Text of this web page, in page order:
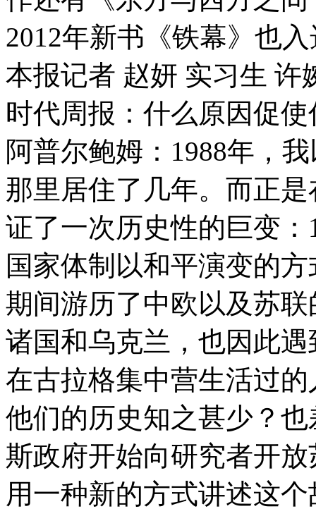
2012年新书《铁幕》也
本报记者 赵妍 实习生 许
时代周报：什么原因促
阿普尔鲍姆：1988年，
那里居住了几年。而正
证了一次历史性的巨变
国家体制以和平演变的
期间游历了中欧以及苏
诸国和乌克兰，也因此
在古拉格集中营生活过
他们的历史知之甚少？
斯政府开始向研究者开
用一种新的方式讲述这